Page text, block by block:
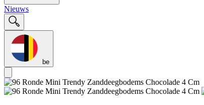
Nieuws
be